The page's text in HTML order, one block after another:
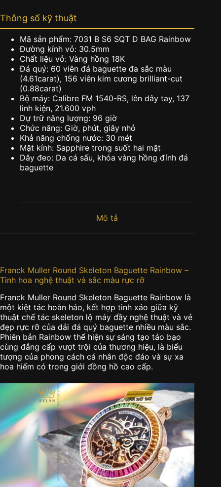
Thông số kỹ thuật
Mã sản phẩm: 7031 B S6 SQT D BAG Rainbow
Đường kính vỏ: 30.5mm
Chất liệu vỏ: Vàng hồng 18K
Đá quý: 60 viên đá baguette đa sắc màu
(4.61carat), 156 viên kim cương brilliant-cut
(0.88carat)
Bộ máy: Calibre FM 1540-RS, lên dây tay, 137
linh kiện, 21.600 vph
Dự trữ năng lượng: 96 giờ
Chức năng: Giờ, phút, giây nhỏ
Khả năng chống nước: 30 mét
Mặt kính: Sapphire trong suốt hai mặt
Dây đeo: Da cá sấu, khóa vàng hồng đính đá
baguette
Mô tả
Franck Muller Round Skeleton Baguette Rainbow –
Tinh hoa nghệ thuật và sắc màu rực rỡ
Franck Muller Round Skeleton Baguette Rainbow là
một kiệt tác hoàn hảo, kết hợp tinh xảo giữa kỹ
thuật chế tác skeleton lộ máy đầy nghệ thuật và vẻ
đẹp rực rỡ của dải đá quý baguette nhiều màu sắc.
Phiên bản Rainbow thể hiện sự sáng tạo táo bạo
cùng đẳng cấp vượt trội của thương hiệu, là biểu
tượng của phong cách cá nhân độc đáo và sự xa
hoa hiếm có trong giới đồng hồ cao cấp.